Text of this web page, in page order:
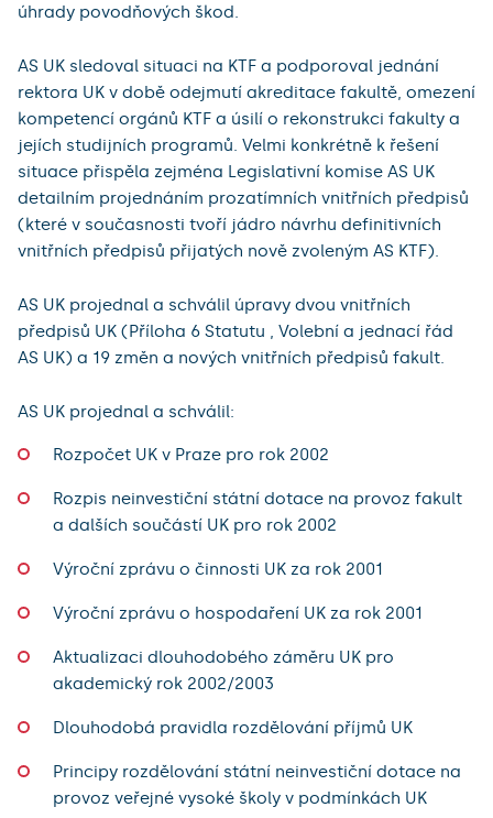
úhrady povodňových škod.
AS UK sledoval situaci na KTF a podporoval jednání
rektora UK v době odejmutí akreditace fakultě, omezení
kompetencí orgánů KTF a úsilí o rekonstrukci fakulty a
jejích studijních programů. Velmi konkrétně k řešení
situace přispěla zejména Legislativní komise AS UK
detailním projednáním prozatímních vnitřních předpisů
(které v současnosti tvoří jádro návrhu definitivních
vnitřních předpisů přijatých nově zvoleným AS KTF).
AS UK projednal a schválil úpravy dvou vnitřních
předpisů UK (Příloha 6 Statutu , Volební a jednací řád
AS UK) a 19 změn a nových vnitřních předpisů fakult.
AS UK projednal a schválil:
Rozpočet UK v Praze pro rok 2002
Rozpis neinvestiční státní dotace na provoz fakult
a dalších součástí UK pro rok 2002
Výroční zprávu o činnosti UK za rok 2001
Výroční zprávu o hospodaření UK za rok 2001
Aktualizaci dlouhodobého záměru UK pro
akademický rok 2002/2003
Dlouhodobá pravidla rozdělování příjmů UK
Principy rozdělování státní neinvestiční dotace na
provoz veřejné vysoké školy v podmínkách UK